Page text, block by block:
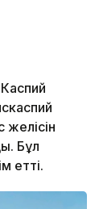
Бұл
етті.